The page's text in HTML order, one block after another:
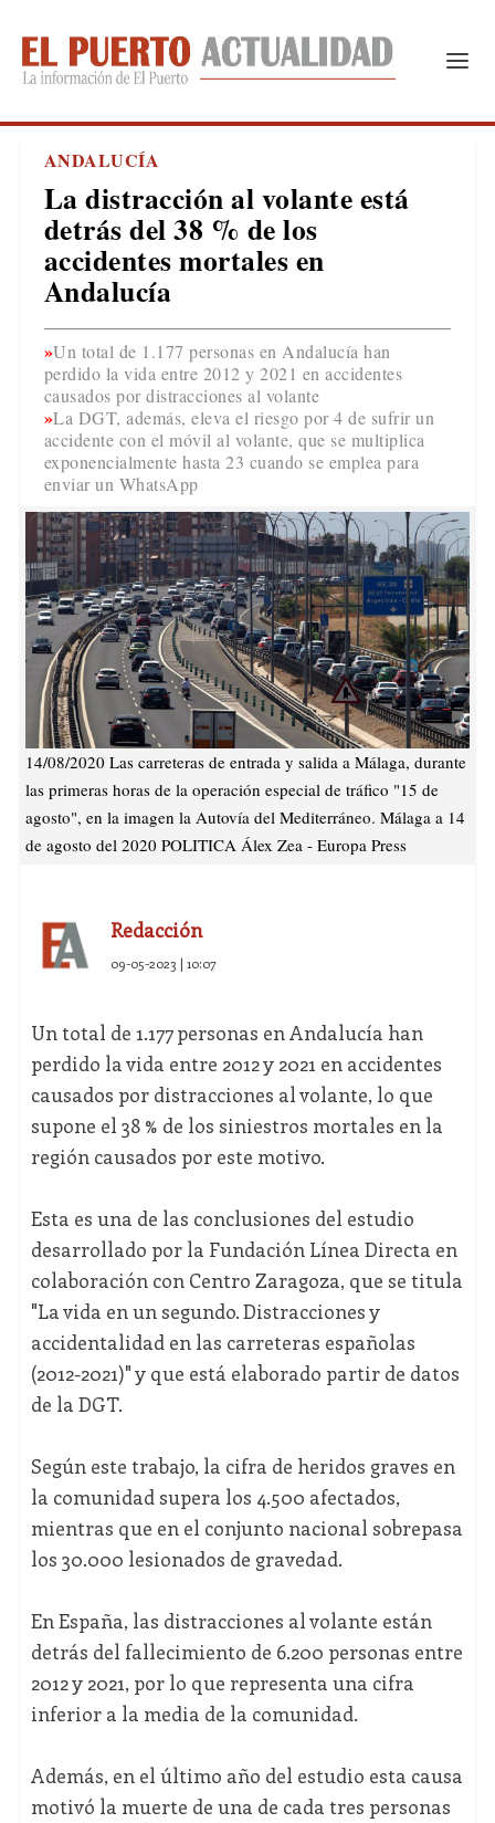
ANDALUCÍA
La distracción al volante está
detrás del 38 % de los
accidentes mortales en
Andalucía
Un total de 1.177 personas en Andalucía han
perdido la vida entre 2012 y 2021 en accidentes
causados por distracciones al volante
La DGT, además, eleva el riesgo por 4 de sufrir un
accidente con el móvil al volante, que se multiplica
exponencialmente hasta 23 cuando se emplea para
enviar un WhatsApp
14/08/2020 Las carreteras de entrada y salida a Málaga, durante
las primeras horas de la operación especial de tráfico "15 de
agosto", en la imagen la Autovía del Mediterráneo. Málaga a 14
de agosto del 2020 POLITICA Álex Zea - Europa Press
Redacción
09-05-2023 | 10:07
Un total de 1.177 personas en Andalucía han
perdido la vida entre 2012 y 2021 en accidentes
causados por distracciones al volante, lo que
supone el 38 % de los siniestros mortales en la
región causados por este motivo.
Esta es una de las conclusiones del estudio
desarrollado por la Fundación Línea Directa en
colaboración con Centro Zaragoza, que se titula
"La vida en un segundo. Distracciones y
accidentalidad en las carreteras españolas
(2012-2021)" y que está elaborado partir de datos
de la DGT.
Según este trabajo, la cifra de heridos graves en
la comunidad supera los 4.500 afectados,
mientras que en el conjunto nacional sobrepasa
los 30.000 lesionados de gravedad.
En España, las distracciones al volante están
detrás del fallecimiento de 6.200 personas entre
2012 y 2021, por lo que representa una cifra
inferior a la media de la comunidad.
Además, en el último año del estudio esta causa
motivó la muerte de una de cada tres personas